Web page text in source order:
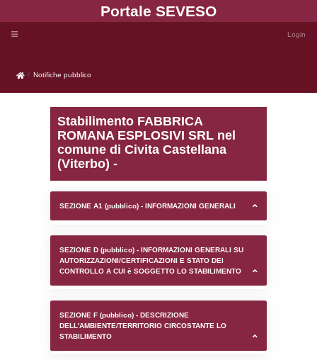
Portale
Notifiche pubblico
Notifiche pubblico
Stabilimento FABBRICA
ROMANA ESPLOSIVI
comune di Civita
(Viterbo) -
SEZIONE A1 (pubblico) - INFORMAZIONI